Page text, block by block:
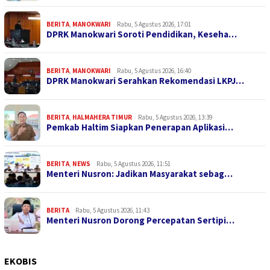
BERITA, MANOKWARI Rabu, 5 Agustus 2026, 17:01
DPRK Manokwari Soroti Pendidikan, Keseha…
BERITA, MANOKWARI Rabu, 5 Agustus 2026, 16:40
DPRK Manokwari Serahkan Rekomendasi LKPJ…
BERITA, HALMAHERA TIMUR Rabu, 5 Agustus 2026, 13:39
Pemkab Haltim Siapkan Penerapan Aplikasi…
BERITA, NEWS Rabu, 5 Agustus 2026, 11:51
Menteri Nusron: Jadikan Masyarakat sebag…
BERITA Rabu, 5 Agustus 2026, 11:43
Menteri Nusron Dorong Percepatan Sertipi…
EKOBIS